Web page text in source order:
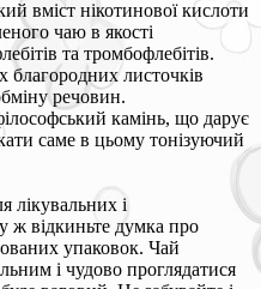
вміст нікотинової кислоти
чаю в якості
та тромбофлебітів.
благородних листочків
речовин.
камінь, що дарує
саме в цьому тонізуючий
лікувальних і
ж відкиньте думка про
упаковок. Чай
і чудово проглядатися